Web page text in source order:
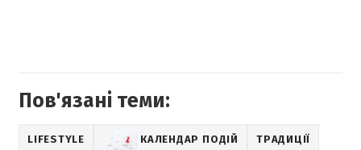
Пов'язані теми:
LIFESTYLE КАЛЕНДАР ПОДІЙ ТРАДИЦІЇ